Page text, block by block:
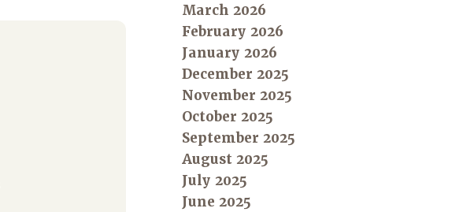
March 2026
February 2026
January 2026
December 2025
November 2025
October 2025
September 2025
August 2025
July 2025
June 2025